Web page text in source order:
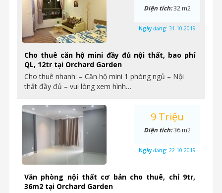
Cho thuê căn hộ mini đầy đủ nội thất, bao phí
QL, 12tr tại Orchard Garden
Cho thuê nhanh: – Căn hộ mini 1 phòng ngủ – Nội
thất đầy đủ – vui lòng xem hình…
Diện tích:32 m2
Ngày đăng: 31-10-2019
Văn phòng nội thất cơ bản cho thuê, chỉ 9tr,
36m2 tại Orchard Garden
9 Triệu
Diện tích:36 m2
Ngày đăng: 22-10-2019